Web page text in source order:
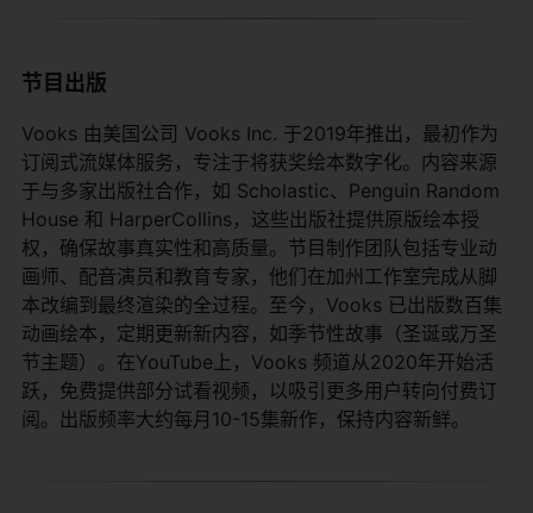
节目出版
Vooks 由美国公司 Vooks Inc. 于2019年推出，最初作为
订阅式流媒体服务，专注于将获奖绘本数字化。内容来源
于与多家出版社合作，如 Scholastic、Penguin Random
House 和 HarperCollins，这些出版社提供原版绘本授
权，确保故事真实性和高质量。节目制作团队包括专业动
画师、配音演员和教育专家，他们在加州工作室完成从脚
本改编到最终渲染的全过程。至今，Vooks 已出版数百集
动画绘本，定期更新新内容，如季节性故事（圣诞或万圣
节主题）。在YouTube上，Vooks 频道从2020年开始活
跃，免费提供部分试看视频，以吸引更多用户转向付费订
阅。出版频率大约每月10-15集新作，保持内容新鲜。